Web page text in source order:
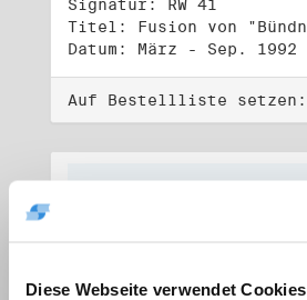
Diese Webseite verwendet Cookies
Signatur: RW 41
Datum: März - Sep. 1992
Auf Bestellliste setzen: